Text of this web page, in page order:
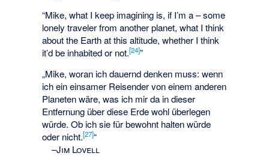
“Mike, what I keep imagining is, if I’m a – some
lonely traveler from another planet, what I think
about the Earth at this altitude, whether I think
it’d be inhabited or not.[24]”
„Mike, woran ich dauernd denken muss: wenn
ich ein einsamer Reisender von einem anderen
Planeten wäre, was ich mir da in dieser
Entfernung über diese Erde wohl überlegen
würde. Ob ich sie für bewohnt halten würde
oder nicht.[27]“
–Jim Lovell